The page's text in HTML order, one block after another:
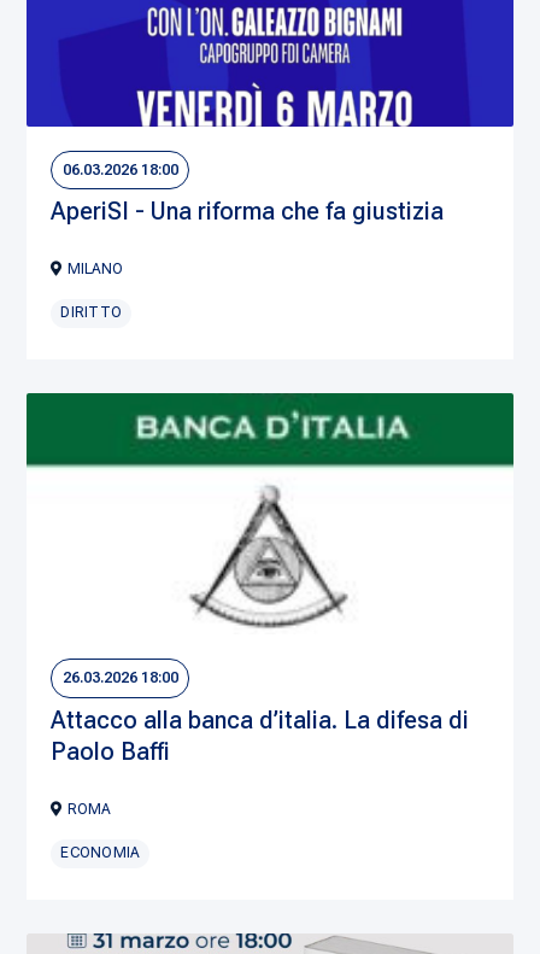
06.03.2026 18:00
AperiSI - Una riforma che fa giustizia
MILANO
DIRITTO
26.03.2026 18:00
Attacco alla banca d’italia. La difesa di
Paolo Baffi
ROMA
ECONOMIA